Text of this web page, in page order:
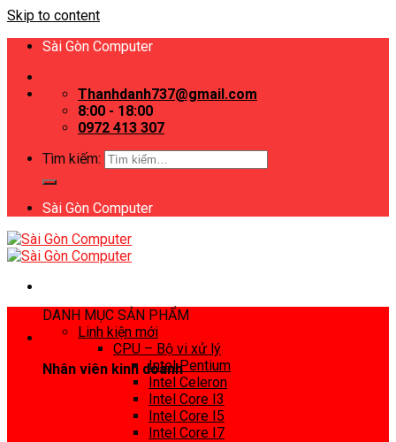
Skip to content
Sài Gòn Computer
Thanhdanh737@gmail.com
8:00 - 18:00
0972 413 307
Tìm kiếm:
Sài Gòn Computer
Nhân viên kinh doanh
DANH MỤC SẢN PHẨM
Linh kiện mới
CPU – Bộ vi xử lý
Intel Pentium
Intel Celeron
Intel Core I3
Intel Core I5
Intel Core I7